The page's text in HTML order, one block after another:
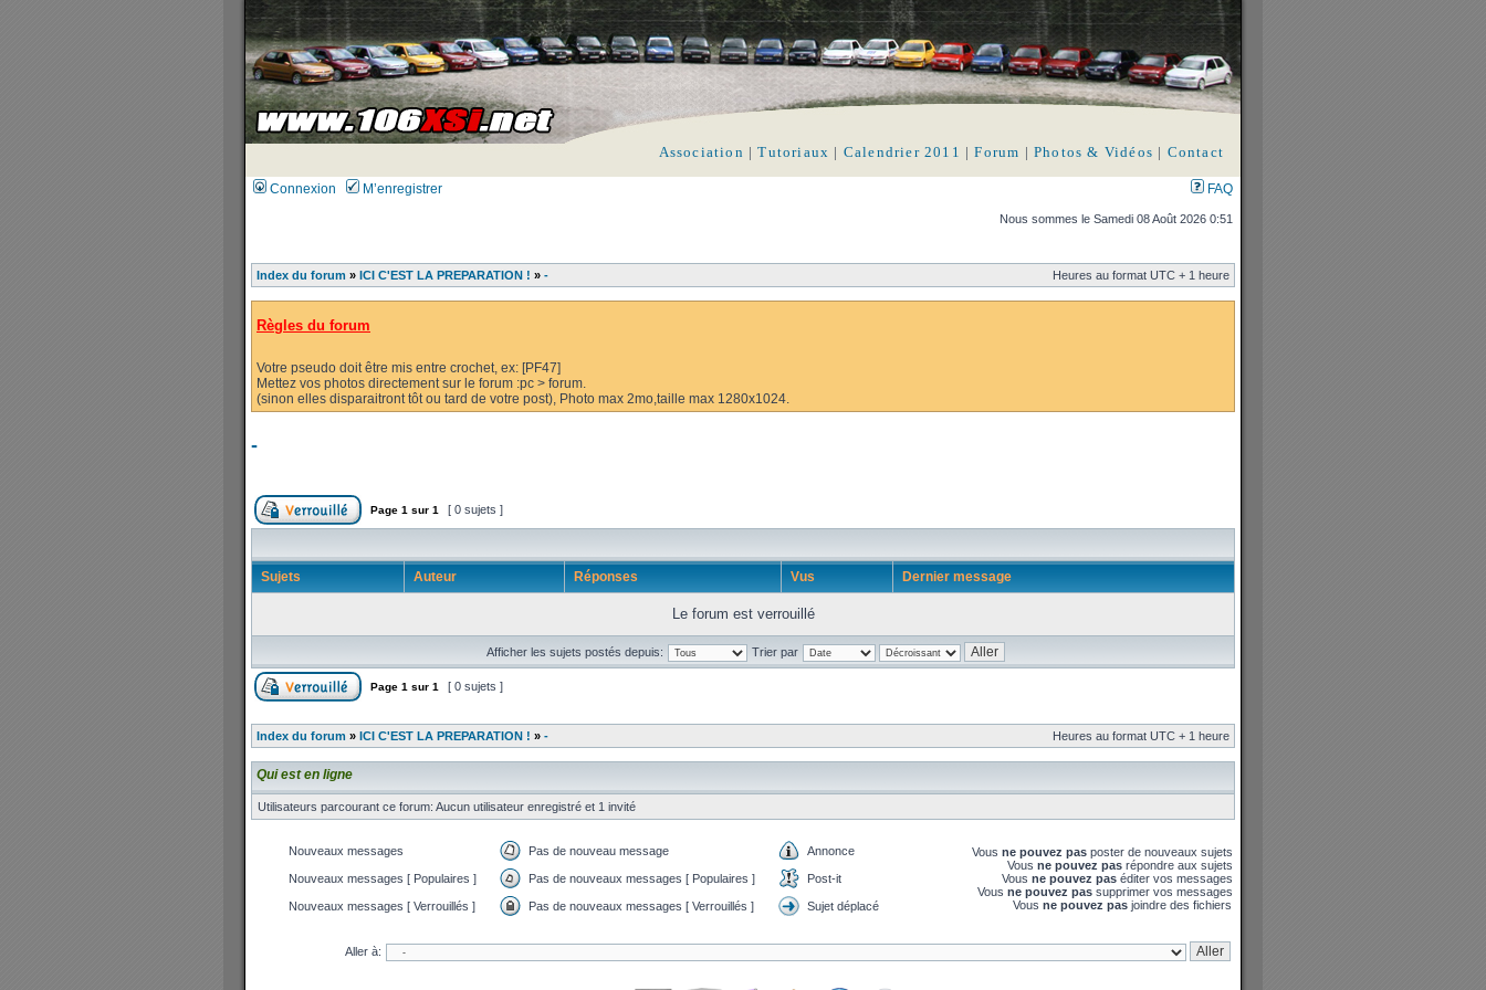
Association |Tutoriaux | Calendrier 2011 |Forum | Photos & Vidéos | Contact
Connexion M’enregistrer FAQ
Nous sommes le Samedi 08 Août 2026 0:51
Index du forum » ICI C'EST LA PREPARATION ! » - Heures au format UTC + 1 heure
Règles du forum
Votre pseudo doit être mis entre crochet, ex: [PF47]
Mettez vos photos directement sur le forum :pc > forum.
(sinon elles disparaitront tôt ou tard de votre post), Photo max 2mo,taille max 1280x1024.
-
Page 1 sur 1 [ 0 sujets ]
Sujets Auteur Réponses Vus Dernier message
Le forum est verrouillé
Afficher les sujets postés depuis: Trier par
Page 1 sur 1 [ 0 sujets ]
Index du forum » ICI C'EST LA PREPARATION ! » - Heures au format UTC + 1 heure
Qui est en ligne
Utilisateurs parcourant ce forum: Aucun utilisateur enregistré et 1 invité
Nouveaux messages Pas de nouveau message Annonce
Nouveaux messages [ Populaires ] Pas de nouveaux messages [ Populaires ] Post-it
Nouveaux messages [ Verrouillés ] Pas de nouveaux messages [ Verrouillés ] Sujet déplacé
Vous ne pouvez pas poster de nouveaux sujets
Vous ne pouvez pas répondre aux sujets
Vous ne pouvez pas éditer vos messages
Vous ne pouvez pas supprimer vos messages
Vous ne pouvez pas joindre des fichiers
Aller à: